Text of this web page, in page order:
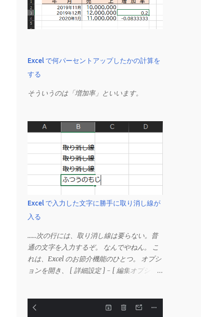
Excel で何パーセントアップしたかの計算を
する
そういうのは「増加率」といいます。
Excel で入力した文字に勝手に取り消し線が
入る
……次の行には、取り消し線は要らない。普
通の文字を入力するぞ。 なんでやねん。 こ
れは、Excel のお節介機能のひとつ。 オプシ
ョンを開き、 [ 詳細設定 ] - [ 編集オプショ
能は、同じ形式（この場合は取り消し線）が